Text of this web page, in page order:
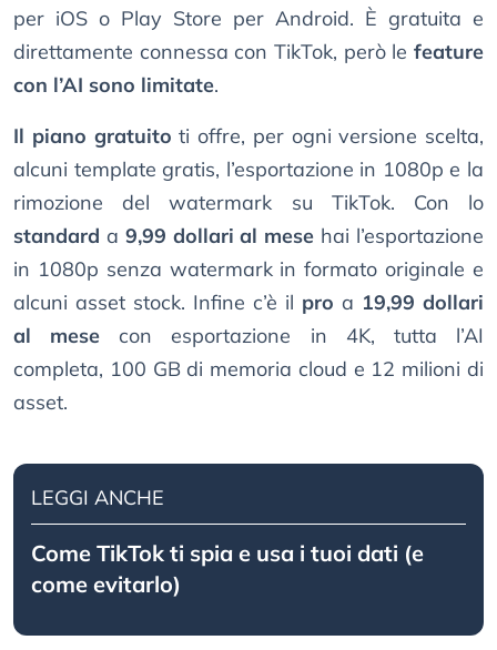
per iOS o Play Store per Android. È gratuita e
direttamente connessa con TikTok, però le feature
con l’AI sono limitate.
Il piano gratuito ti offre, per ogni versione scelta,
alcuni template gratis, l’esportazione in 1080p e la
rimozione del watermark su TikTok. Con lo
standard a 9,99 dollari al mese hai l’esportazione
in 1080p senza watermark in formato originale e
alcuni asset stock. Infine c’è il pro a 19,99 dollari
al mese con esportazione in 4K, tutta l’AI
completa, 100 GB di memoria cloud e 12 milioni di
asset.
LEGGI ANCHE
Come TikTok ti spia e usa i tuoi dati (e
come evitarlo)